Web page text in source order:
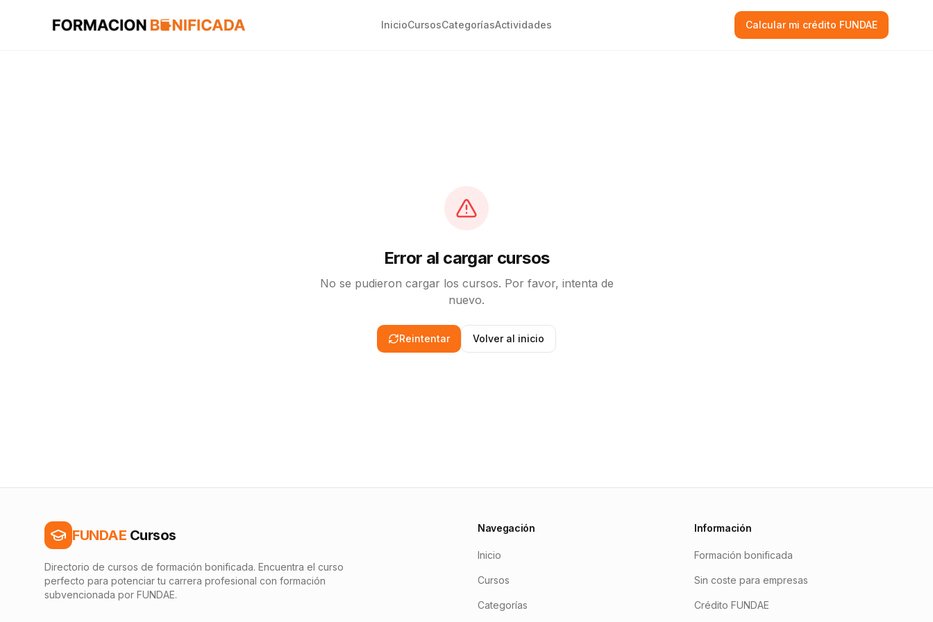
InicioCursosCategoríasActividades Calcular mi crédito FUNDAE
Error al cargar cursos
No se pudieron cargar los cursos. Por favor, intenta de
nuevo.
Reintentar Volver al inicio
FUNDAE Cursos
Directorio de cursos de formación bonificada. Encuentra el curso
perfecto para potenciar tu carrera profesional con formación
subvencionada por FUNDAE.
Navegación
Inicio
Cursos
Categorías
Información
Formación bonificada
Sin coste para empresas
Crédito FUNDAE